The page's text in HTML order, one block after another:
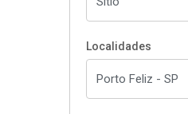
Localidades